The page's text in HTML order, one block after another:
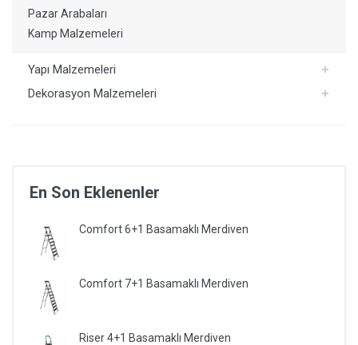
Pazar Arabaları
Kamp Malzemeleri
Yapı Malzemeleri
Dekorasyon Malzemeleri
En Son Eklenenler
Comfort 6+1 Basamaklı Merdiven
Comfort 7+1 Basamaklı Merdiven
Riser 4+1 Basamaklı Merdiven